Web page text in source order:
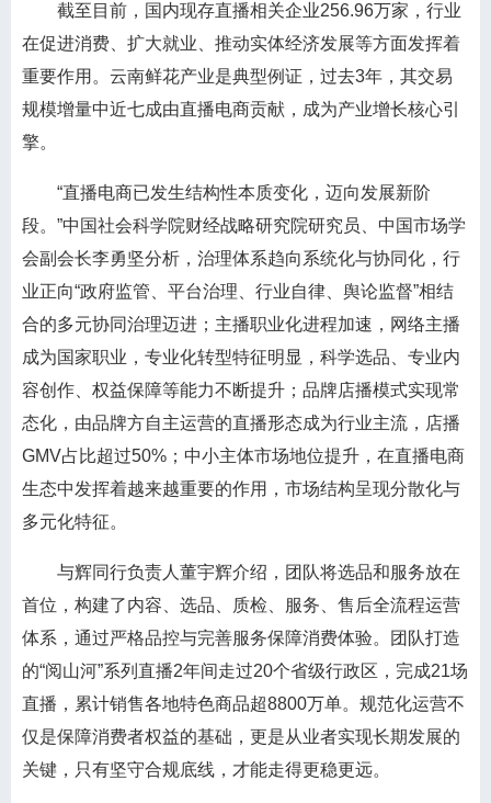
截至目前，国内现存直播相关企业256.96万家，行业
在促进消费、扩大就业、推动实体经济发展等方面发挥着
重要作用。云南鲜花产业是典型例证，过去3年，其交易
规模增量中近七成由直播电商贡献，成为产业增长核心引
擎。
“直播电商已发生结构性本质变化，迈向发展新阶
段。”中国社会科学院财经战略研究院研究员、中国市场学
会副会长李勇坚分析，治理体系趋向系统化与协同化，行
业正向“政府监管、平台治理、行业自律、舆论监督”相结
合的多元协同治理迈进；主播职业化进程加速，网络主播
成为国家职业，专业化转型特征明显，科学选品、专业内
容创作、权益保障等能力不断提升；品牌店播模式实现常
态化，由品牌方自主运营的直播形态成为行业主流，店播
GMV占比超过50%；中小主体市场地位提升，在直播电商
生态中发挥着越来越重要的作用，市场结构呈现分散化与
多元化特征。
与辉同行负责人董宇辉介绍，团队将选品和服务放在
首位，构建了内容、选品、质检、服务、售后全流程运营
体系，通过严格品控与完善服务保障消费体验。团队打造
的“阅山河”系列直播2年间走过20个省级行政区，完成21场
直播，累计销售各地特色商品超8800万单。规范化运营不
仅是保障消费者权益的基础，更是从业者实现长期发展的
关键，只有坚守合规底线，才能走得更稳更远。